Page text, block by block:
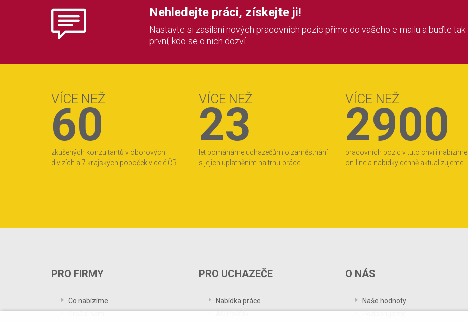
Nehledejte práci, získejte ji!
Nastavte si zasílání nových pracovních pozic přímo do vašeho e-mailu a buďte tak
první, kdo se o nich dozví.
VÍCE NEŽ
60
zkušených konzultantů v oborových
divizích a 7 krajských poboček v celé ČR.
VÍCE NEŽ
23
let pomáháme uchazečům o zaměstnání
s jejich uplatněním na trhu práce.
VÍCE NEŽ
2900
pracovních pozic v tuto chvíli nabízíme
on-line a nabídky denně aktualizujeme.
PRO FIRMY
Co nabízíme
PRO UCHAZEČE
Nabídka práce
O NÁS
Naše hodnoty